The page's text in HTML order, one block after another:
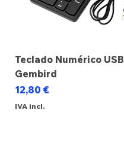
Teclado Numérico USB
Gembird
Preço
12,80 €
IVA incl.